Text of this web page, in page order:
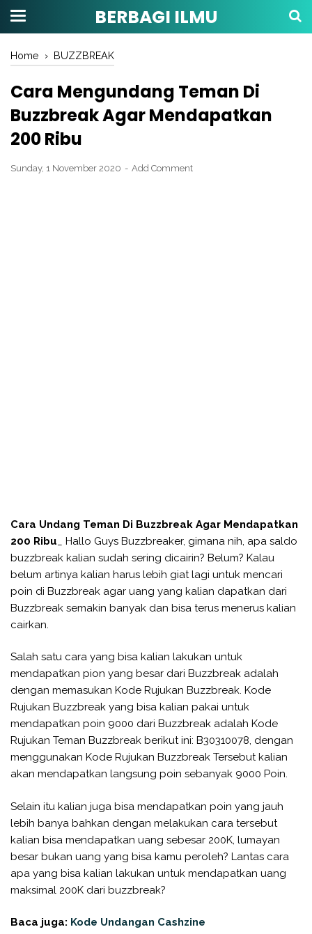
BERBAGI ILMU
Home › BUZZBREAK
Cara Mengundang Teman Di
Buzzbreak Agar Mendapatkan
200 Ribu
Sunday, 1 November 2020 Add Comment
Cara Undang Teman Di Buzzbreak Agar Mendapatkan
200 Ribu _ Hallo Guys Buzzbreaker, gimana nih, apa saldo
buzzbreak kalian sudah sering dicairin? Belum? Kalau
belum artinya kalian harus lebih giat lagi untuk mencari
poin di Buzzbreak agar uang yang kalian dapatkan dari
Buzzbreak semakin banyak dan bisa terus menerus kalian
cairkan.
Salah satu cara yang bisa kalian lakukan untuk
mendapatkan pion yang besar dari Buzzbreak adalah
dengan memasukan Kode Rujukan Buzzbreak. Kode
Rujukan Buzzbreak yang bisa kalian pakai untuk
mendapatkan poin 9000 dari Buzzbreak adalah Kode
Rujukan Teman Buzzbreak berikut ini: B30310078, dengan
menggunakan Kode Rujukan Buzzbreak Tersebut kalian
akan mendapatkan langsung poin sebanyak 9000 Poin.
Selain itu kalian juga bisa mendapatkan poin yang jauh
lebih banya bahkan dengan melakukan cara tersebut
kalian bisa mendapatkan uang sebesar 200K, lumayan
besar bukan uang yang bisa kamu peroleh? Lantas cara
apa yang bisa kalian lakukan untuk mendapatkan uang
maksimal 200K dari buzzbreak?
Baca juga: Kode Undangan Cashzine